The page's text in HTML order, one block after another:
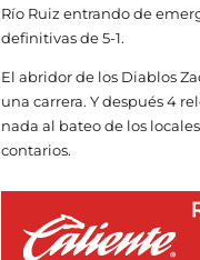
Río Ruiz entrando de
definitivas de 5-1.
El abridor de los Diablos
una carrera. Y después 4
nada al bateo de los
contarios.